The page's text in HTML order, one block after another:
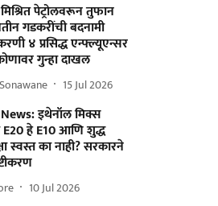
पेट्रोलवरून तुफान
गडकरींची बदनामी
४ प्रसिद्ध एन्फ्ल्यूएन्सर
गुन्हा दाखल
15 Jul 2026
इथेनॉल मिक्स
हे E10 आणि शुद्ध
स्वस्त का नाही? सरकारने
10 Jul 2026